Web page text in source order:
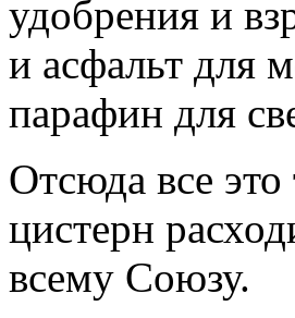
удобрения и
и асфальт для
парафин для
Отсюда все
цистерн
всему Союзу.